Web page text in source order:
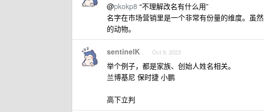
@pkokp8 “不理解改名有什么用”
名字在市场营销里是一个非常有份量的维度。虽
的动物。
sentinelK Oct 9, 2023
举个例子，都是家族、创始人姓名相关。
兰博基尼 保时捷 小鹏
高下立判